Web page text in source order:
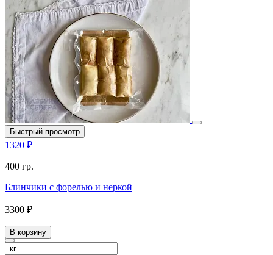
Быстрый просмотр
1320 ₽
400 гр.
Блинчики с форелью и неркой
3300 ₽
В корзину